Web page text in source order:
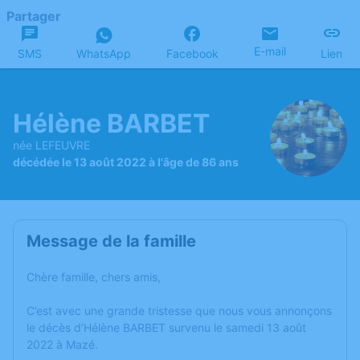
Partager
SMS WhatsApp Facebook E-mail Lien
Hélène BARBET
née LEFEUVRE
décédée le 13 août 2022 à l'âge de 86 ans
Message de la famille
Chère famille, chers amis,
C’est avec une grande tristesse que nous vous annonçons
le décès d’Hélène BARBET survenu le samedi 13 août
2022 à Mazé.